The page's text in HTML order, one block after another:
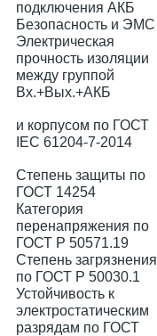
подключения АКБ
Безопасность и ЭМС
Электрическая
прочность изоляции
между группой
Вх.+Вых.+АКБ
и корпусом по ГОСТ
IEC 61204-7-2014
Степень защиты по
ГОСТ 14254
Категория
перенапряжения по
ГОСТ Р 50571.19
Степень загрязнения
по ГОСТ Р 50030.1
Устойчивость к
электростатическим
разрядам по ГОСТ